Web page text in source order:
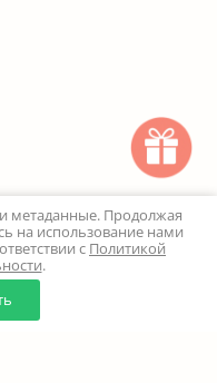
метаданные. Продолжая
на использование нами
с Политикой
.